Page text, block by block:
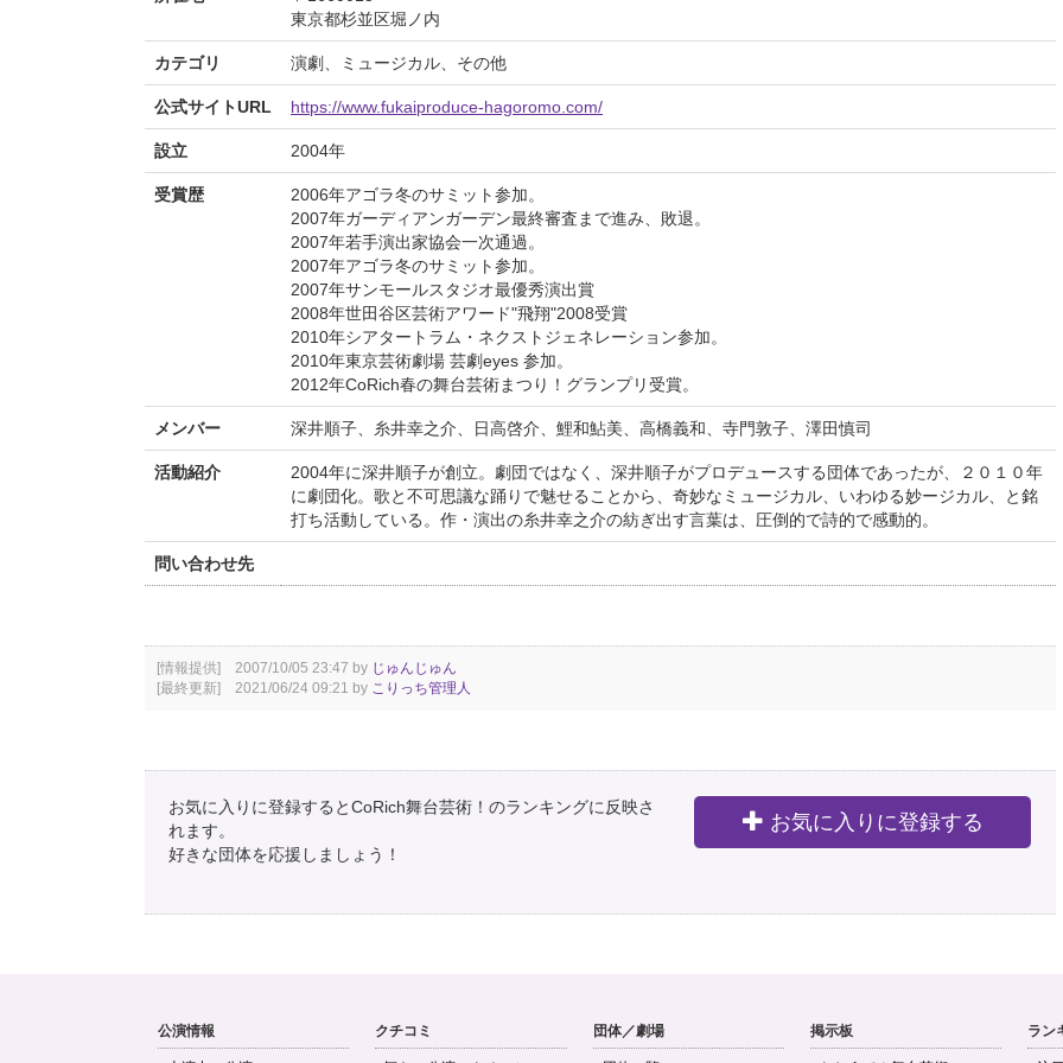
東京都杉並区堀ノ内
カテゴリ 演劇、ミュージカル、その他
公式サイトURL https://www.fukaiproduce-hagoromo.com/
設立 2004年
受賞歴
2006年アゴラ冬のサミット参加。
2007年ガーディアンガーデン最終審査まで進み、敗退。
2007年若手演出家協会一次通過。
2007年アゴラ冬のサミット参加。
2007年サンモールスタジオ最優秀演出賞
2008年世田谷区芸術アワード"飛翔"2008受賞
2010年シアタートラム・ネクストジェネレーション参加。
2010年東京芸術劇場 芸劇eyes 参加。
2012年CoRich春の舞台芸術まつり！グランプリ受賞。
メンバー 深井順子、糸井幸之介、日高啓介、鯉和鮎美、高橋義和、寺門敦子、澤田慎司
活動紹介
2004年に深井順子が創立。劇団ではなく、深井順子がプロデュースする団体であったが、２０１０年
に劇団化。歌と不可思議な踊りで魅せることから、奇妙なミュージカル、いわゆる妙ージカル、と銘
打ち活動している。作・演出の糸井幸之介の紡ぎ出す言葉は、圧倒的で詩的で感動的。
問い合わせ先
[情報提供] 2007/10/05 23:47 by じゅんじゅん
[最終更新] 2021/06/24 09:21 by こりっち管理人
お気に入りに登録するとCoRich舞台芸術！のランキングに反映さ
れます。
好きな団体を応援しましょう！
お気に入りに登録する
公演情報 クチコミ 団体／劇場 掲示板 ラン